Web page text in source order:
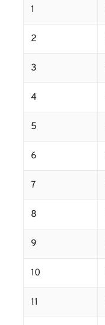
1
2
3
4
5
6
7
8
9
10
11